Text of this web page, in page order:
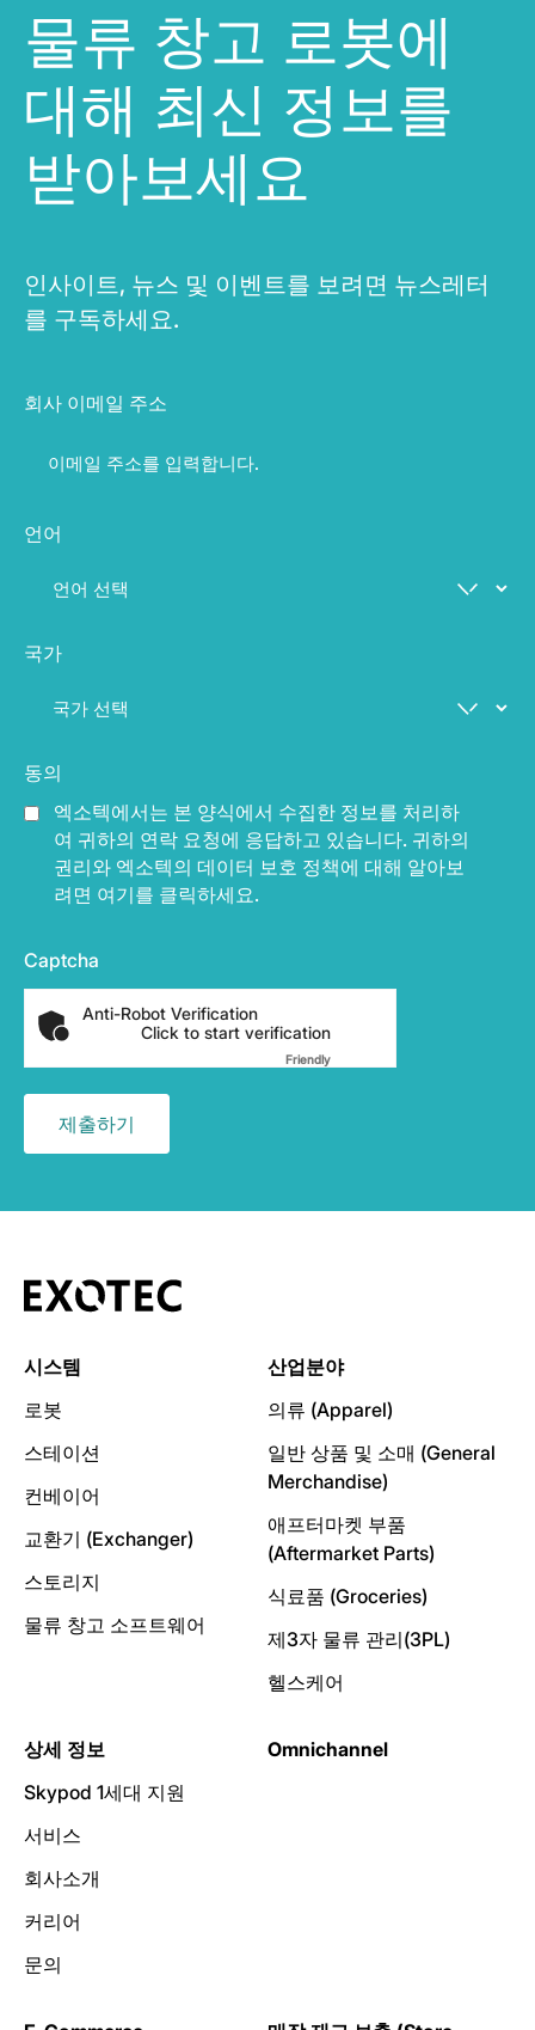
물류 창고 로봇에
대해 최신 정보를
받아보세요
인사이트, 뉴스 및 이벤트를 보려면 뉴스레터
를 구독하세요.
회사 이메일 주소
언어
국가
동의
엑소텍에서는 본 양식에서 수집한 정보를 처리하
여 귀하의 연락 요청에 응답하고 있습니다. 귀하의
권리와 엑소텍의 데이터 보호 정책에 대해 알아보
려면 여기를 클릭하세요.
Captcha
Anti-Robot Verification
Click to start verification
FriendlyCaptcha ⇗
시스템
로봇
스테이션
컨베이어
교환기 (Exchanger)
스토리지
물류 창고 소프트웨어
산업분야
의류 (Apparel)
일반 상품 및 소매 (General
Merchandise)
애프터마켓 부품
(Aftermarket Parts)
식료품 (Groceries)
제3자 물류 관리(3PL)
헬스케어
상세 정보
Skypod 1세대 지원
서비스
회사소개
커리어
문의
Omnichannel